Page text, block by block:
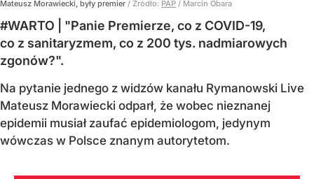
Mateusz Morawiecki, były premier / Źródło: PAP / Marcin Obara
#WARTO | "Panie Premierze, co z COVID-19,
co z sanitaryzmem, co z 200 tys. nadmiarowych
zgonów?".
Na pytanie jednego z widzów kanału Rymanowski Live
Mateusz Morawiecki odparł, że wobec nieznanej
epidemii musiał zaufać epidemiologom, jedynym
wówczas w Polsce znanym autorytetom.